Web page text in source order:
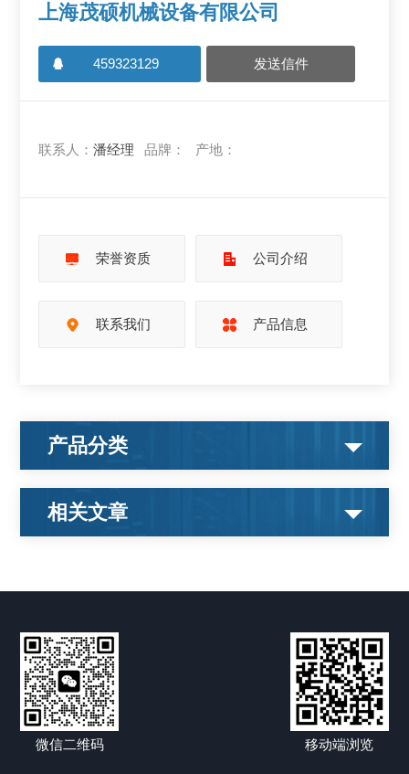
上海茂硕机械设备有限公司
459323129 发送信件
联系人：潘经理 品牌： 产地：
荣誉资质 公司介绍
联系我们 产品信息
产品分类
相关文章
微信二维码 移动端浏览